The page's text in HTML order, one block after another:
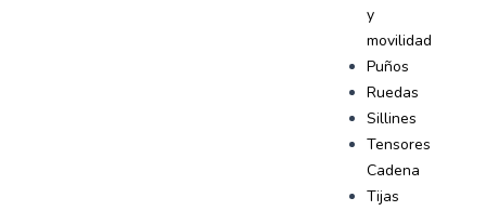
y
movilidad
Puños
Ruedas
Sillines
Tensores
Cadena
Tijas